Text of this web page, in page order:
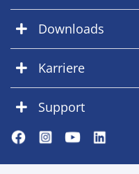
Downloads
Karriere
Support